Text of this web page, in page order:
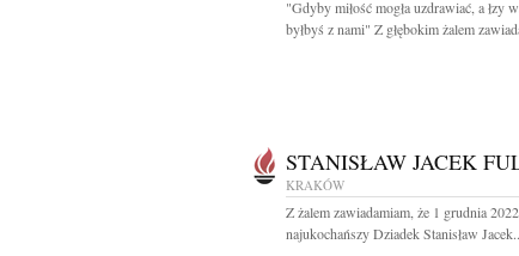
"Gdyby miłość mogła uzdrawiać, a łzy
byłbyś z nami" Z głębokim żalem
STANISŁAW JACEK
KRAKÓW
Z żalem zawiadamiam, że 1 grudnia
najukochańszy Dziadek Stanisław